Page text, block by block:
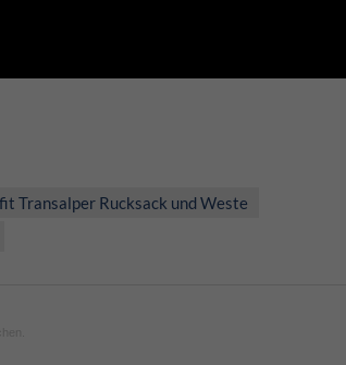
Transalper Rucksack und Weste